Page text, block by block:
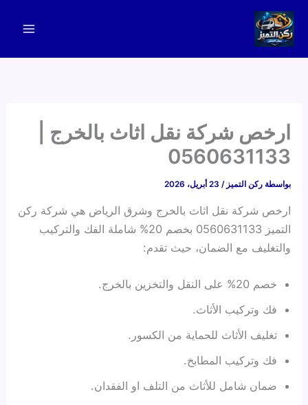
تخطي
المحتوى
ارخص شركة نقل اثاث بالخرج |
0560631133
بواسطة ركن التميز/ 23 أبريل، 2026
ارخص شركة نقل اثاث بالخرج وشرق الرياض هي شركة ركن
التميز 0560631133 بخصم 20% شاملة الفك والتركيب
والتغليف مع الضمان، حيث تقدم:
خصم 20% على النقل والتخزين بالخرج.
فك وتركيب الأثاث.
تغليف الأثاث للحماية من الكسور.
فك وتركيب المطابخ.
ضمان شامل للأثاث من التلف او الفقدان.